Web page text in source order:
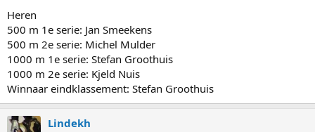
Heren
500 m 1e serie: Jan Smeekens
500 m 2e serie: Michel Mulder
1000 m 1e serie: Stefan Groothuis
1000 m 2e serie: Kjeld Nuis
Winnaar eindklassement: Stefan Groothuis
Lindekh